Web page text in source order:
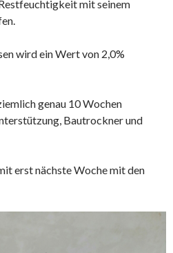
mit seinem
wird ein Wert von 2,0%
genau 10 Wochen
Bautrockner und
erst nächste Woche mit den